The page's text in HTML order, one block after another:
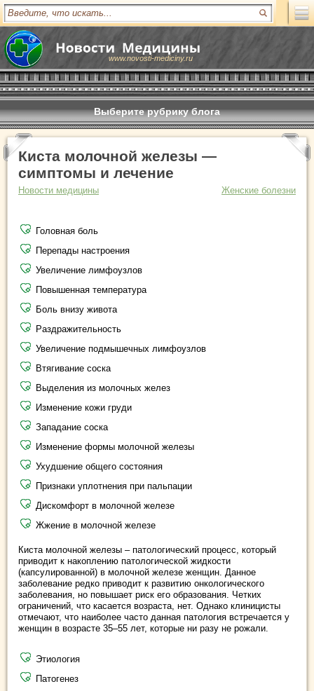
www.novosti-mediciny.ru
Выберите рубрику блога
Киста молочной железы —
симптомы и лечение
Новости медицины Женские болезни
Головная боль
Перепады настроения
Увеличение лимфоузлов
Повышенная температура
Боль внизу живота
Раздражительность
Увеличение подмышечных лимфоузлов
Втягивание соска
Выделения из молочных желез
Изменение кожи груди
Западание соска
Изменение формы молочной железы
Ухудшение общего состояния
Признаки уплотнения при пальпации
Дискомфорт в молочной железе
Жжение в молочной железе
Киста молочной железы – патологический процесс, который
приводит к накоплению патологической жидкости
(капсулированной) в молочной железе женщин. Данное
заболевание редко приводит к развитию онкологического
заболевания, но повышает риск его образования. Четких
ограничений, что касается возраста, нет. Однако клиницисты
отмечают, что наиболее часто данная патология встречается у
женщин в возрасте 35–55 лет, которые ни разу не рожали.
Этиология
Патогенез